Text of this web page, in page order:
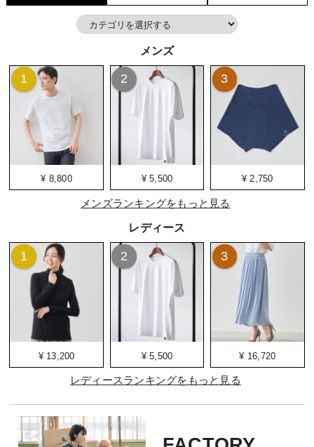
メンズ
¥ 8,800
1
¥ 5,500
2
¥ 2,750
3
メンズランキングをもっと見る
レディース
¥ 13,200
1
¥ 5,500
2
¥ 16,720
3
レディースランキングをもっと見る